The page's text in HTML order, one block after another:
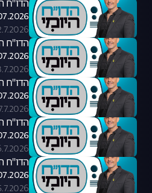
הדו"ח
הדו"ח
הדו"ח
הדו"ח
הדו"ח